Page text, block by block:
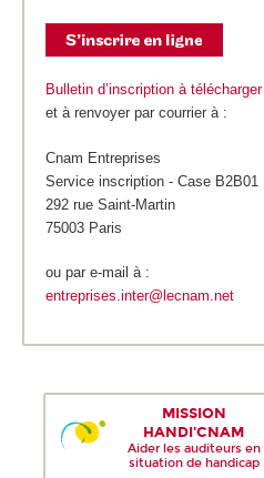
Bulletin d’inscription à télécharger
et à renvoyer par courrier à :
Cnam Entreprises
Service inscription - Case B2B01
292 rue Saint-Martin
75003 Paris
ou par e-mail à :
entreprises.inter@lecnam.net
MISSION
HANDI'CNAM
Aider les auditeurs en
situation de handicap